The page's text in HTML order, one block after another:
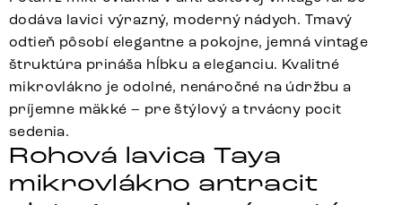
dodáva lavici výrazný, moderný nádych. Tmavý
odtieň pôsobí elegantne a pokojne, jemná vintage
štruktúra prináša hĺbku a eleganciu. Kvalitné
mikrovlákno je odolné, nenáročné na údržbu a
príjemne mäkké – pre štýlový a trvácny pocit
sedenia.
Rohová lavica Taya
mikrovlákno antracit